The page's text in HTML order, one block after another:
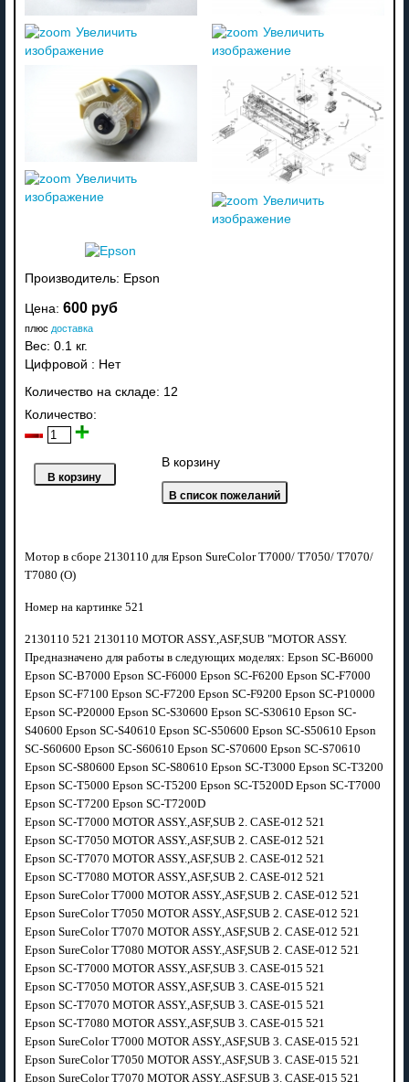
Увеличить
изображение
Увеличить
изображение
Увеличить
изображение
Увеличить
изображение
Производитель: Epson
Цена: 600 руб
плюс доставка
Вес: 0.1 кг.
Цифровой : Нет
Количество на складе: 12
Количество:
В корзину
Мотор в сборе 2130110 для Epson SureColor T7000/ T7050/ T7070/
T7080 (О)
Номер на картинке 521
2130110 521 2130110 MOTOR ASSY.,ASF,SUB "MOTOR ASSY.
Предназначено для работы в следующих моделях: Epson SC-B6000
Epson SC-B7000 Epson SC-F6000 Epson SC-F6200 Epson SC-F7000
Epson SC-F7100 Epson SC-F7200 Epson SC-F9200 Epson SC-P10000
Epson SC-P20000 Epson SC-S30600 Epson SC-S30610 Epson SC-
S40600 Epson SC-S40610 Epson SC-S50600 Epson SC-S50610 Epson
SC-S60600 Epson SC-S60610 Epson SC-S70600 Epson SC-S70610
Epson SC-S80600 Epson SC-S80610 Epson SC-T3000 Epson SC-T3200
Epson SC-T5000 Epson SC-T5200 Epson SC-T5200D Epson SC-T7000
Epson SC-T7200 Epson SC-T7200D
Epson SC-T7000 MOTOR ASSY.,ASF,SUB 2. CASE-012 521
Epson SC-T7050 MOTOR ASSY.,ASF,SUB 2. CASE-012 521
Epson SC-T7070 MOTOR ASSY.,ASF,SUB 2. CASE-012 521
Epson SC-T7080 MOTOR ASSY.,ASF,SUB 2. CASE-012 521
Epson SureColor T7000 MOTOR ASSY.,ASF,SUB 2. CASE-012 521
Epson SureColor T7050 MOTOR ASSY.,ASF,SUB 2. CASE-012 521
Epson SureColor T7070 MOTOR ASSY.,ASF,SUB 2. CASE-012 521
Epson SureColor T7080 MOTOR ASSY.,ASF,SUB 2. CASE-012 521
Epson SC-T7000 MOTOR ASSY.,ASF,SUB 3. CASE-015 521
Epson SC-T7050 MOTOR ASSY.,ASF,SUB 3. CASE-015 521
Epson SC-T7070 MOTOR ASSY.,ASF,SUB 3. CASE-015 521
Epson SC-T7080 MOTOR ASSY.,ASF,SUB 3. CASE-015 521
Epson SureColor T7000 MOTOR ASSY.,ASF,SUB 3. CASE-015 521
Epson SureColor T7050 MOTOR ASSY.,ASF,SUB 3. CASE-015 521
Epson SureColor T7070 MOTOR ASSY.,ASF,SUB 3. CASE-015 521